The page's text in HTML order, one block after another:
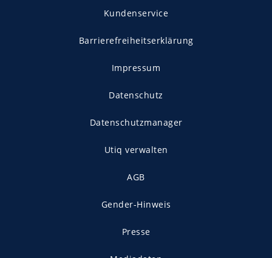
Kundenservice
Barrierefreiheitserklärung
Impressum
Datenschutz
Datenschutzmanager
Utiq verwalten
AGB
Gender-Hinweis
Presse